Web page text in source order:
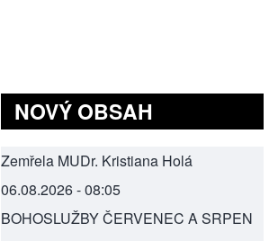
NOVÝ OBSAH
Zemřela MUDr. Kristiana Holá
06.08.2026 - 08:05
BOHOSLUŽBY ČERVENEC A SRPEN